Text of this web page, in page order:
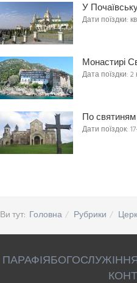
У
Дати поїздки:
Монастирі
Дата поїздки: 2
По святиням
Дати поїздок:
Ви тут: Головна Рубрики
ПАРАФІЯ